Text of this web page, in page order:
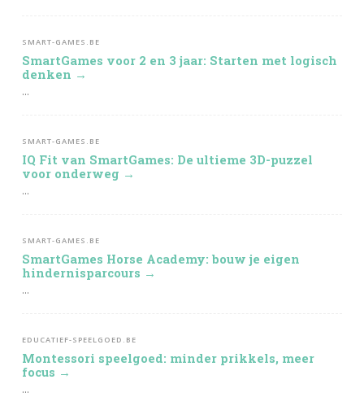
SMART-GAMES.BE
SmartGames voor 2 en 3 jaar: Starten met logisch
denken →
...
SMART-GAMES.BE
IQ Fit van SmartGames: De ultieme 3D-puzzel
voor onderweg →
...
SMART-GAMES.BE
SmartGames Horse Academy: bouw je eigen
hindernisparcours →
...
EDUCATIEF-SPEELGOED.BE
Montessori speelgoed: minder prikkels, meer
focus →
...